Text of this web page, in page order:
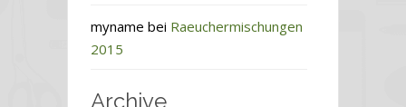
myname bei Raeuchermischungen
2015
Archive